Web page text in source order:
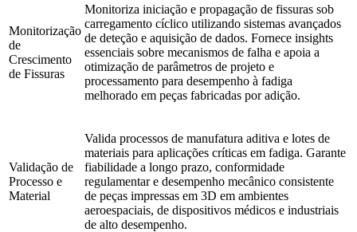
Monitorização
de
Crescimento
de Fissuras
Monitoriza iniciação e propagação de fissuras sob
carregamento cíclico utilizando sistemas avançados
de deteção e aquisição de dados. Fornece insights
essenciais sobre mecanismos de falha e apoia a
otimização de parâmetros de projeto e
processamento para desempenho à fadiga
melhorado em peças fabricadas por adição.
Validação de
Processo e
Material
Valida processos de manufatura aditiva e lotes de
materiais para aplicações críticas em fadiga. Garante
fiabilidade a longo prazo, conformidade
regulamentar e desempenho mecânico consistente
de peças impressas em 3D em ambientes
aeroespaciais, de dispositivos médicos e industriais
de alto desempenho.